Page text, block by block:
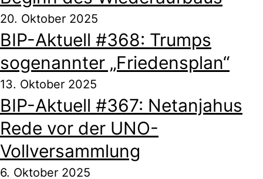
20. Oktober 2025
BIP-Aktuell #368: Trumps
sogenannter „Friedensplan“
13. Oktober 2025
BIP-Aktuell #367: Netanjahus
Rede vor der UNO-
Vollversammlung
6. Oktober 2025